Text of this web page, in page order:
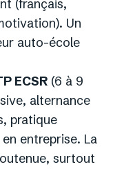
(français,
Un
auto-école
ECSR (6 à 9
alternance
pratique
entreprise. La
surtout